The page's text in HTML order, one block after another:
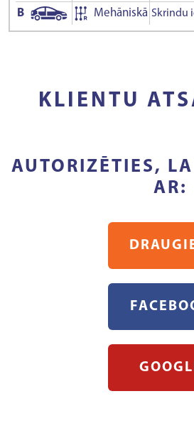
B Mehāniskā Skrindu
KLIENTU
AUTORIZĒTIES,
AR: